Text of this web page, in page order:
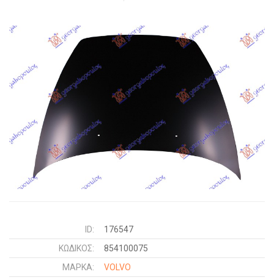
ID:
176547
ΚΩΔΙΚΌΣ:
854100075
ΜΑΡΚΑ:
VOLVO